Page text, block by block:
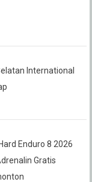
International
Enduro 8 2026
Gratis